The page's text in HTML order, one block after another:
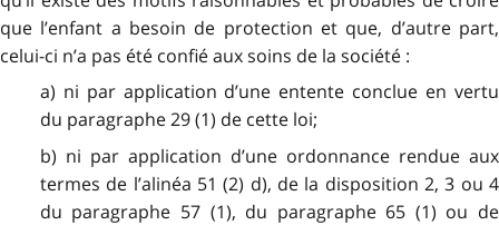
que l’enfant a besoin de protection et que, d’autre part,
celui-ci n’a pas été confié aux soins de la société :
a) ni par application d’une entente conclue en vertu
du paragraphe 29 (1) de cette loi;
b) ni par application d’une ordonnance rendue aux
termes de l’alinéa 51 (2) d), de la disposition 2, 3 ou 4
du paragraphe 57 (1), du paragraphe 65 (1) ou de